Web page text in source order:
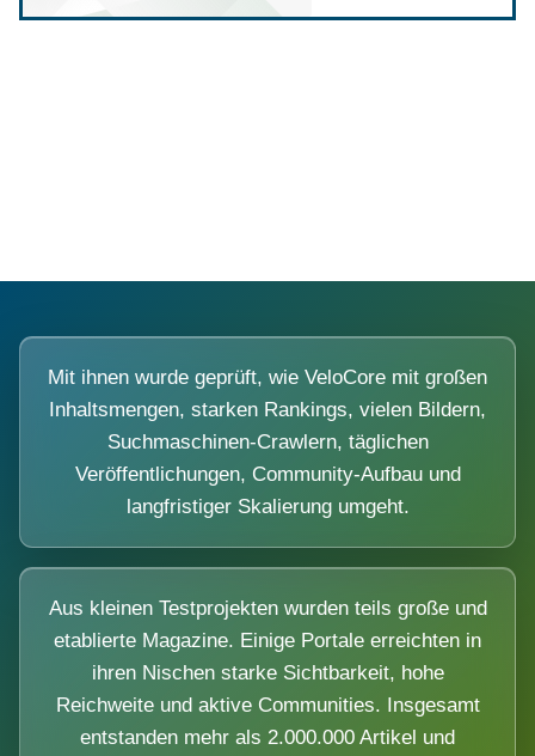
Mit ihnen wurde geprüft, wie VeloCore mit großen
Inhaltsmengen, starken Rankings, vielen Bildern,
Suchmaschinen-Crawlern, täglichen
Veröffentlichungen, Community-Aufbau und
langfristiger Skalierung umgeht.
Aus kleinen Testprojekten wurden teils große und
etablierte Magazine. Einige Portale erreichten in
ihren Nischen starke Sichtbarkeit, hohe
Reichweite und aktive Communities. Insgesamt
entstanden mehr als 2.000.000 Artikel und